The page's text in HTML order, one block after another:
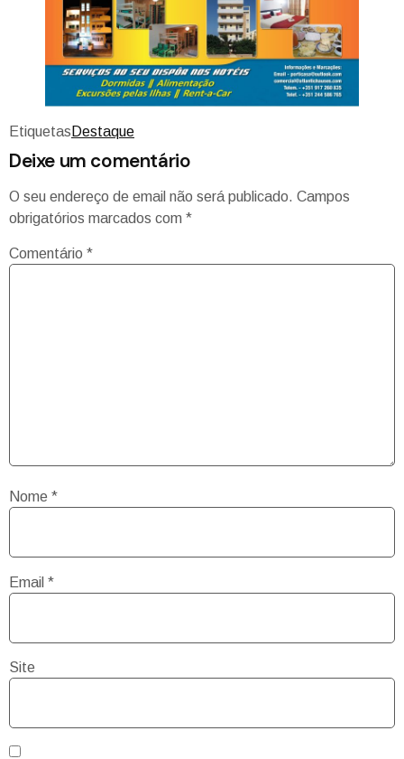
Etiquetas Destaque
Deixe um comentário
O seu endereço de email não será publicado. Campos
obrigatórios marcados com *
Comentário *
Nome *
Email *
Site